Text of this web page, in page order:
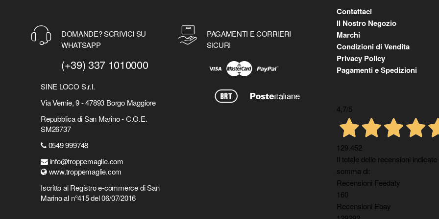
DOMANDE? SCRIVICI SU
WHATSAPP
(+39) 337 1010000
SINE LOCO S.r.l.
Via Vernie, 9 - 47893 Borgo Maggiore
Repubblica di San Marino - C.O.E.
SM26737
0549 999748
info@troppemaglie.com
www.troppemaglie.com
Iscritto al Registro e-commerce di San
Marino al n°415 del 06/07/2016
PAGAMENTI E CORRIERI
SICURI
Contattaci
Il Nostro Negozio
Marchi
Condizioni di Vendita
Privacy Policy
Pagamenti e Spedizioni
4,7/5
129.452
Il totale delle recensioni
somma di:
Recensioni Feedaty
160
Recensioni Ebay